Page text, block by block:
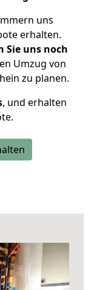
uns
erhalten.
uns noch
Umzug von
zu planen.
, und erhalten